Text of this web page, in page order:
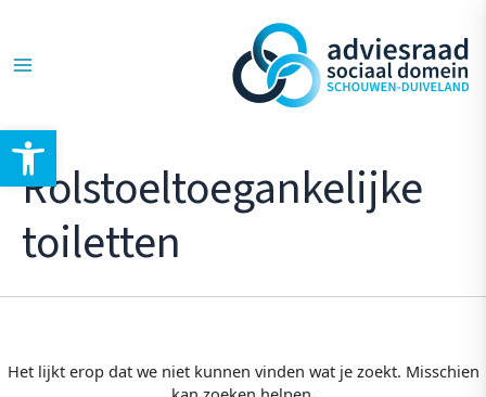
Toolbar openen
de
inhoud
Menu
Rolstoeltoegankelijke
toiletten
Het lijkt erop dat we niet kunnen vinden wat je zoekt. Misschien